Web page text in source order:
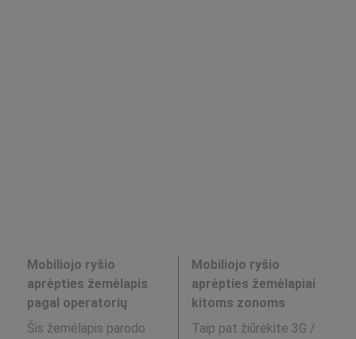
Mobiliojo ryšio
aprėpties žemėlapis
pagal operatorių
Šis žemėlapis parodo
Mobiliojo ryšio
aprėpties žemėlapiai
kitoms zonoms
Taip pat žiūrėkite 3G /